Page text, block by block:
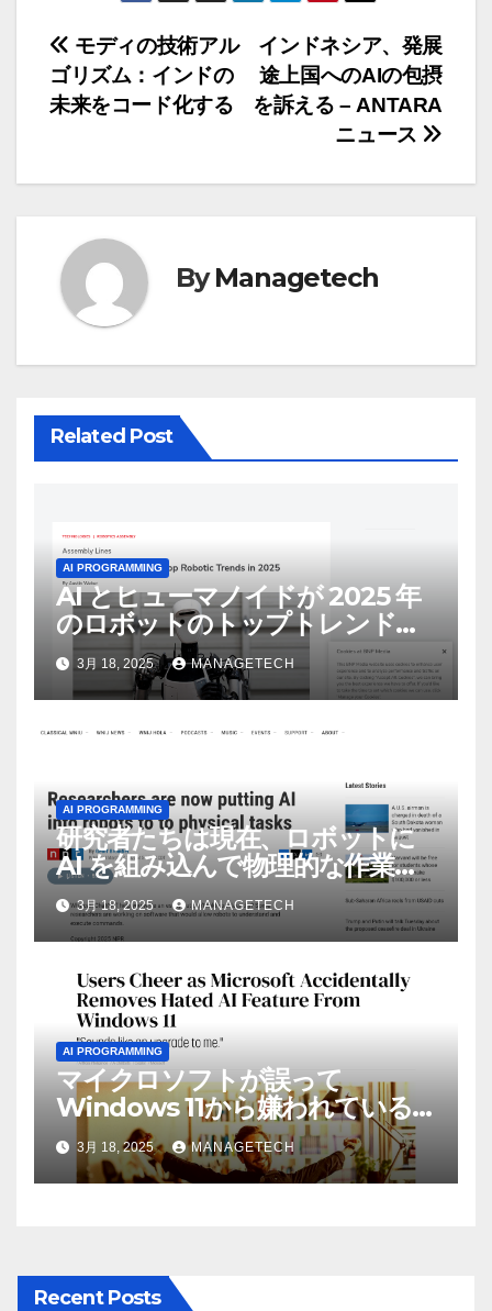
投
稿
ビ
ゲ
ー
シ
ョ
ン
インドネシア、発展
途上国へのAIの包摂
を訴える – ANTARA
ニュース
モディの技術アル
ゴリズム：インドの
未来をコード化する
ByManagetech
Related Post
AI PROGRAMMING
AI とヒューマノイドが 2025 年
のロボットのトップトレンドに |
ASSEMBLY
3月 18, 2025 MANAGETECH
AI PROGRAMMING
研究者たちは現在、ロボットに
AI を組み込んで物理的な作業を
実行させている | ノーザン パブ
リック ラジオ: WNIJ および
WNIU
3月 18, 2025 MANAGETECH
AI PROGRAMMING
マイクロソフトが誤って
Windows 11から嫌われている
AI機能を削除したことにユーザ
ーが歓喜
3月 18, 2025 MANAGETECH
Recent Posts